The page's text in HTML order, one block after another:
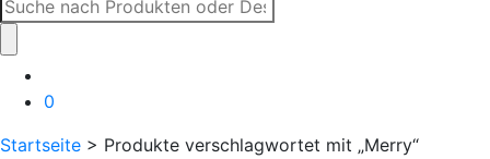
nach:
0
Startseite > Produkte verschlagwortet mit „Merry“